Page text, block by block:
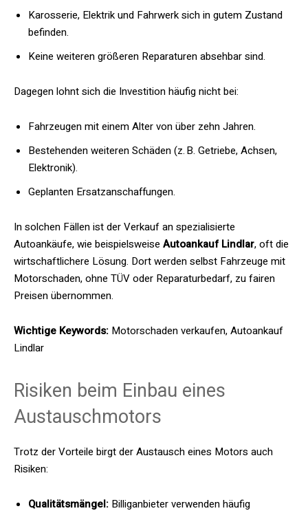
Karosserie, Elektrik und Fahrwerk sich in gutem Zustand
befinden.
Keine weiteren größeren Reparaturen absehbar sind.
Dagegen lohnt sich die Investition häufig nicht bei:
Fahrzeugen mit einem Alter von über zehn Jahren.
Bestehenden weiteren Schäden (z. B. Getriebe, Achsen,
Elektronik).
Geplanten Ersatzanschaffungen.
In solchen Fällen ist der Verkauf an spezialisierte
Autoankäufe, wie beispielsweise Autoankauf Lindlar, oft die
wirtschaftlichere Lösung. Dort werden selbst Fahrzeuge mit
Motorschaden, ohne TÜV oder Reparaturbedarf, zu fairen
Preisen übernommen.
Wichtige Keywords: Motorschaden verkaufen, Autoankauf
Lindlar
Risiken beim Einbau eines
Austauschmotors
Trotz der Vorteile birgt der Austausch eines Motors auch
Risiken:
Qualitätsmängel: Billiganbieter verwenden häufig